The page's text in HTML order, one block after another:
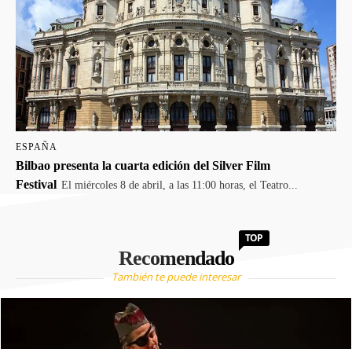
ESPAÑA
Bilbao presenta la cuarta edición del Silver Film
Festival El miércoles 8 de abril, a las 11:00 horas, el Teatro...
Recomendado
TOP
También te puede interesar